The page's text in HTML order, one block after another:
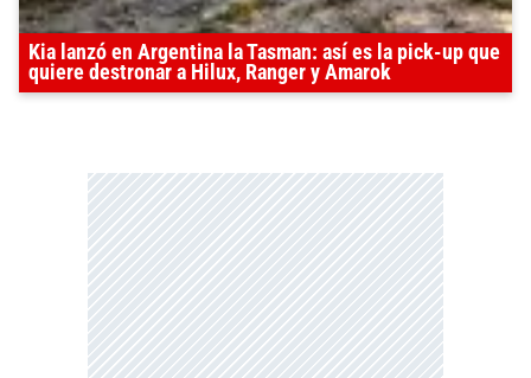
Kia lanzó en Argentina la Tasman: así es la pick-up que
quiere destronar a Hilux, Ranger y Amarok